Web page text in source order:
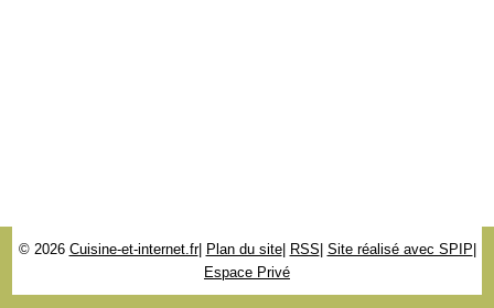
© 2026 Cuisine-et-internet.fr| Plan du site| RSS Site réalisé avec SPIP
Espace Privé